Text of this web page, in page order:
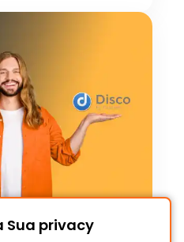
Sua privacy